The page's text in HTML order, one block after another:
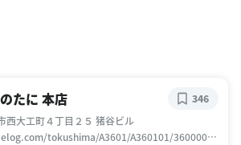
たに 本店
西大工町４丁目２５ 猪谷ビル
tokushima/A3601/A360101/36000011
346